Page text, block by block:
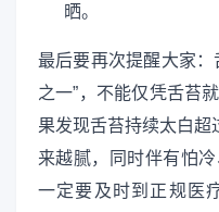
晒。
最后要再次提醒大家：
之一”，不能仅凭舌苔
果发现舌苔持续太白
来越腻，同时伴有怕
一定要及时到正规医